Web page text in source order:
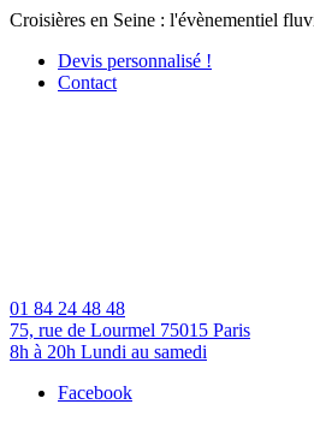
Croisières en Seine : l'évènementiel
Devis personnalisé !
Contact
01 84 24 48 48
75, rue de Lourmel 75015 Paris
8h à 20h Lundi au samedi
Facebook